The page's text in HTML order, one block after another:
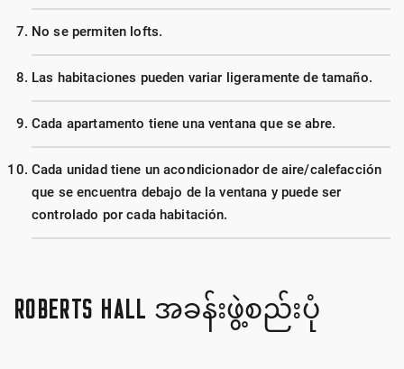
No se permiten lofts.
Las habitaciones pueden variar ligeramente de tamaño.
Cada apartamento tiene una ventana que se abre.
Cada unidad tiene un acondicionador de aire/calefacción
que se encuentra debajo de la ventana y puede ser
controlado por cada habitación.
ROBERTS HALL အခန်းဖွဲ့စည်းပုံ